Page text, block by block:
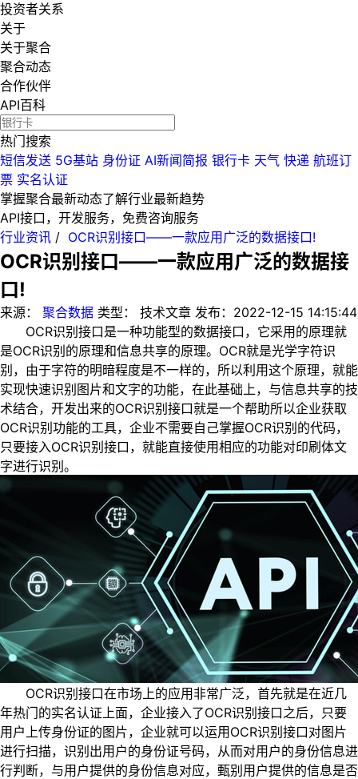
投资者关系
关于
关于聚合
聚合动态
合作伙伴
API百科
热门搜索
短信发送 5G基站 身份证 AI新闻简报 银行卡 天气 快递 航班订
票 实名认证
掌握聚合最新动态了解行业最新趋势
API接口，开发服务，免费咨询服务
行业资讯 / OCR识别接口——一款应用广泛的数据接口!
OCR识别接口——一款应用广泛的数据接
口!
来源： 聚合数据 类型： 技术文章 发布： 2022-12-15 14:15:44
OCR识别接口是一种功能型的数据接口，它采用的原理就
是OCR识别的原理和信息共享的原理。OCR就是光学字符识
别，由于字符的明暗程度是不一样的，所以利用这个原理，就能
实现快速识别图片和文字的功能，在此基础上，与信息共享的技
术结合，开发出来的OCR识别接口就是一个帮助所以企业获取
OCR识别功能的工具，企业不需要自己掌握OCR识别的代码，
只要接入OCR识别接口，就能直接使用相应的功能对印刷体文
字进行识别。
OCR识别接口在市场上的应用非常广泛，首先就是在近几
年热门的实名认证上面，企业接入了OCR识别接口之后，只要
用户上传身份证的图片，企业就可以运用OCR识别接口对图片
进行扫描，识别出用户的身份证号码，从而对用户的身份信息进
行判断，与用户提供的身份信息对应，甄别用户提供的信息是否